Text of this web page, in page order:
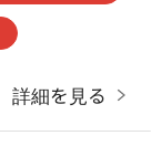
詳細を見る